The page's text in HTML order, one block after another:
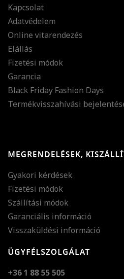
Kapcsolat
Adatvédelem
Online vitarendezés
Elállás
Fizetési módok
Garancia
Black Friday Fashion Days
Termékvisszahívási
MEGRENDELÉSEK,
Gyakori kérdések
Fizetési módok
Szállítási módok
Garanciális információ
Visszaküldési információ
ÜGYFÉLSZOLGÁLAT
+36 1 88 55 505